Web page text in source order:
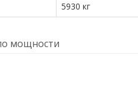
5930 кг
мощности